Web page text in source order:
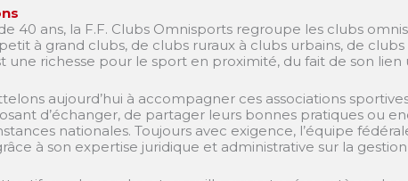
40 ans, la F.F. Clubs Omnisports regroupe les clubs
à grand clubs, de clubs ruraux à clubs urbains, de
une richesse pour le sport en proximité, du fait de son lien
aujourd’hui à accompagner ces associations
d’échanger, de partager leurs bonnes pratiques ou
nationales. Toujours avec exigence, l’équipe
à son expertise juridique et administrative sur la gestion